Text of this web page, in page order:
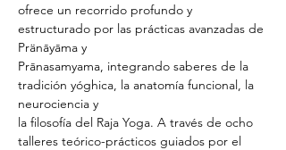
ofrece un recorrido profundo y
estructurado por las prácticas avanzadas de
Pränāyāma y
Prānasamyama, integrando saberes de la
tradición yóghica, la anatomía funcional, la
neurociencia y
la filosofía del Raja Yoga. A través de ocho
talleres teórico-prácticos guiados por el